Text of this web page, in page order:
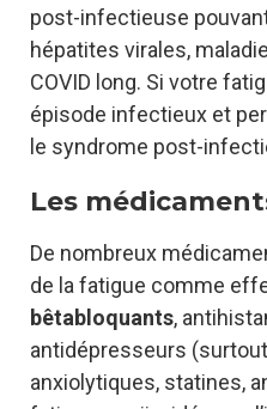
post-infectieuse
hépatites virales,
COVID long. Si votre
épisode infectieux et
le syndrome post-
Les
De nombreux
de la fatigue comme
bêtabloquants,
antidépresseurs
anxiolytiques, statines,